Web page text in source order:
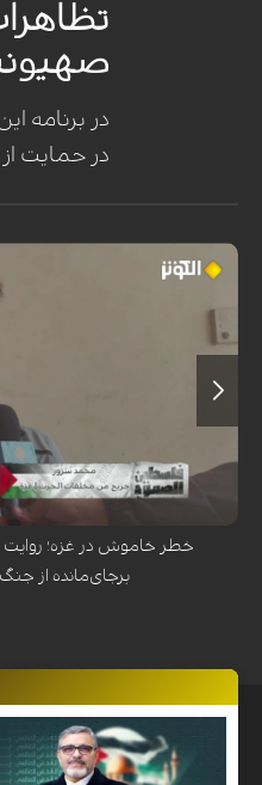
در برنامه
در حمایت
محمد سرور، کودک فلسطینی ساکن
از کنار تپه‌وری در این منطقه، هدف
از ارتش اشغالگر اسرائیل قرار گرفت.
مسیر زندگی او را برای همیشه
پا، فلج شدن دست چپ، فلج نیمی از
این حادثه‌ی تلخ، بار دیگر هشداری
برجای‌مانده از جنگ در مناطق
خطر خاموش در غزه؛ روایت
برجای‌مانده از